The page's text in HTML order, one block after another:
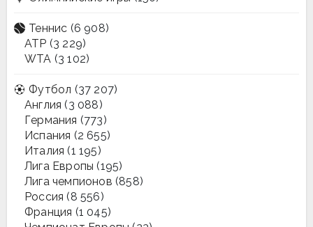
Теннис (6 908)
ATP (3 229)
WTA (3 102)
Футбол (37 207)
Англия (3 088)
Германия (773)
Испания (2 655)
Италия (1 195)
Лига Европы (195)
Лига чемпионов (858)
Россия (8 556)
Франция (1 045)